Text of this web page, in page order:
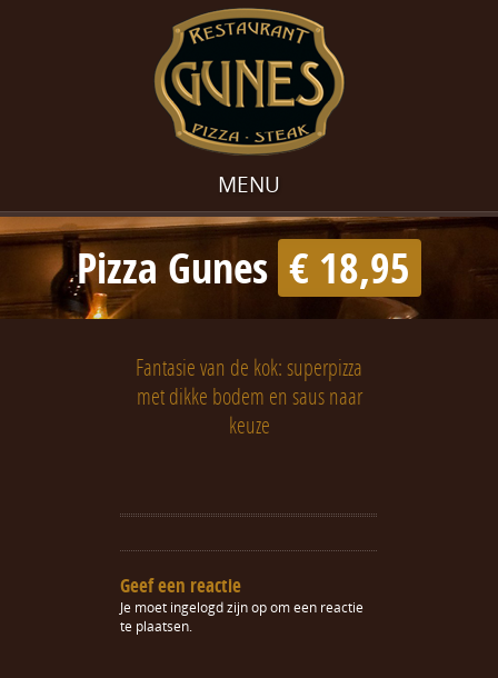
MENU
Pizza Gunes € 18,95
Fantasie van de kok: superpizza
met dikke bodem en saus naar
keuze
Geef een reactie
Je moet ingelogd zijn opom een reactie
te plaatsen.